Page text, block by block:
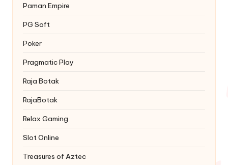
Paman Empire
PG Soft
Poker
Pragmatic Play
Raja Botak
RajaBotak
Relax Gaming
Slot Online
Treasures of Aztec